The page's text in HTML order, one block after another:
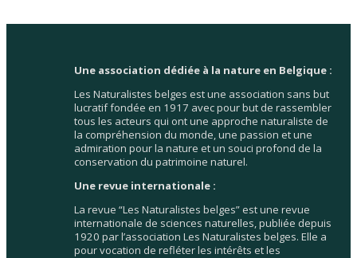
Une association dédiée à la nature en Belgique :
Les Naturalistes belges est une association sans but
lucratif fondée en 1917 avec pour but de rassembler
tous les acteurs qui ont une approche naturaliste de
la compréhension du monde, une passion et une
admiration pour la nature et un souci profond de la
conservation du patrimoine naturel.
Une revue internationale :
La revue “Les Naturalistes belges” est une revue
internationale de sciences naturelles, publiée depuis
1920 par l’association Les Naturalistes belges. Elle a
pour vocation de refléter les intérêts et les